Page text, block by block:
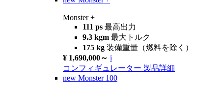
Monster +
111 ps 最高出力
9.3 kgm 最大トルク
175 kg 装備重量（燃料を除く）
¥ 1,690,000～ i
コンフィギュレーター 製品詳細
new Monster 100